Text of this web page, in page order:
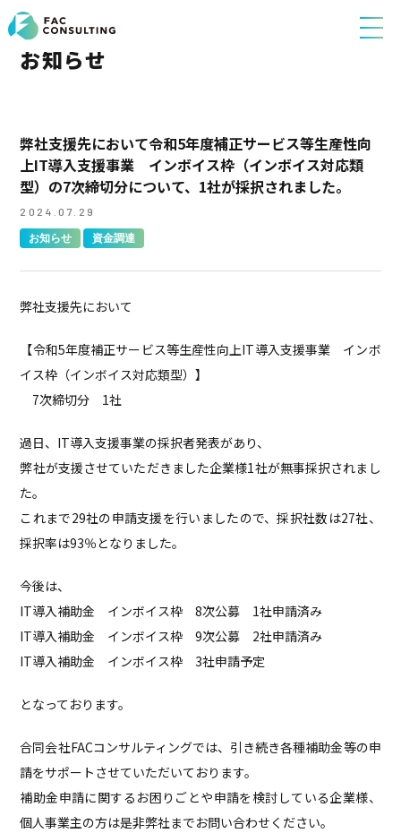
お知らせ
弊社支援先において令和5年度補正サービス等生産性向
上IT導入支援事業 インボイス枠（インボイス対応類
型）の7次締切分について、1社が採択されました。
2024.07.29
お知らせ 資金調達
弊社支援先において
【令和5年度補正サービス等生産性向上IT導入支援事業 インボ
イス枠（インボイス対応類型）】
7次締切分 1社
過日、IT導入支援事業の採択者発表があり、
弊社が支援させていただきました企業様1社が無事採択されまし
た。
これまで29社の申請支援を行いましたので、採択社数は27社、
採択率は93％となりました。
今後は、
IT導入補助金 インボイス枠 8次公募 1社申請済み
IT導入補助金 インボイス枠 9次公募 2社申請済み
IT導入補助金 インボイス枠 3社申請予定
となっております。
合同会社FACコンサルティングでは、引き続き各種補助金等の申
請をサポートさせていただいております。
補助金申請に関するお困りごとや申請を検討している企業様、
個人事業主の方は是非弊社までお問い合わせください。